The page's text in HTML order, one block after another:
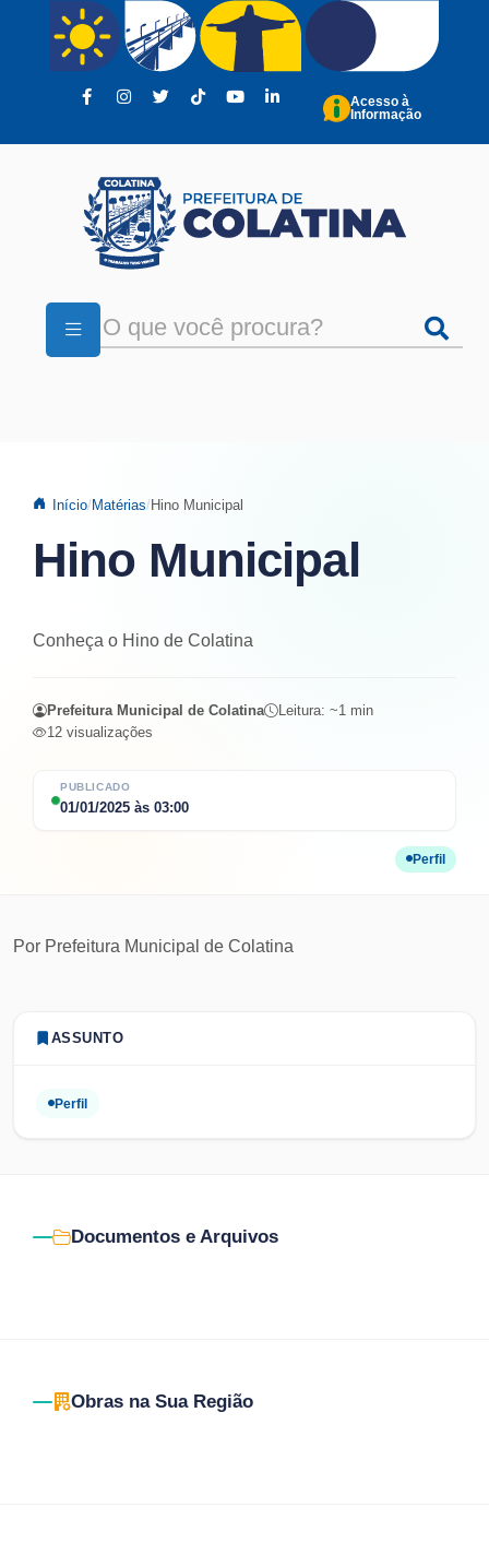
Pular para o conteúdo principal
Acesso à
Informação
Início Matérias Hino Municipal
Hino Municipal
PUBLICADO
01/01/2025 às 03:00
Perfil
Conheça o Hino de Colatina
Prefeitura Municipal de Colatina Leitura: ~1 min
12 visualizações
Por Prefeitura Municipal de Colatina
ASSUNTO
Perfil
Documentos e Arquivos
Obras na Sua Região